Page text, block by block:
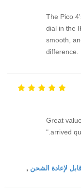
"The Pico
dial in the
smooth,
difference.
fantastic
manual
sweet
strain
taking the
finding
No more
"Great
arrived
,